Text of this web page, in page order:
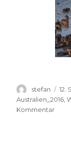
Autor
stefan
am
12.
Australien_2016 ,
Kommentarzu